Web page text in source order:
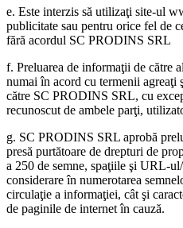
e. Este interzis să utilizaţi site-ul
publicitate sau pentru orice fel de
fără acordul SC PRODINS SRL
f. Preluarea de informaţii de către
numai în acord cu termenii agreaţi
către SC PRODINS SRL, cu
recunoscut de ambele parţi,
g. SC PRODINS SRL aprobă
presă purtătoare de drepturi de
a 250 de semne, spaţiile şi URL-
considerare în numerotarea
circulaţie a informaţiei, cât şi
de paginile de internet în cauză.